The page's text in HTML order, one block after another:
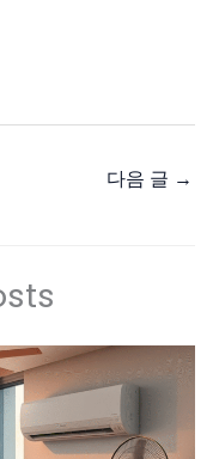
다음 글 →